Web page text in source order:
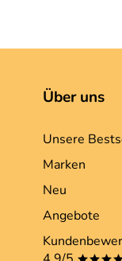
Über uns
Unsere
Marken
Neu
Angebote